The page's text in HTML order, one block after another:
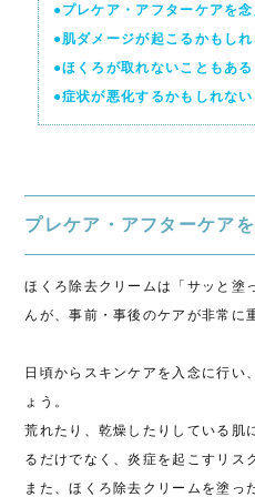
●プレケア・アフターケアを念
●肌ダメージが起こるかもし
●ほくろが取れないこともある
●症状が悪化するかもしれない
プレケア・アフターケア
ほくろ除去クリームは「サッと塗
んが、事前・事後のケアが非常に
日頃からスキンケアを入念に行い
ょう。
荒れたり、乾燥したりしている肌
るだけでなく、炎症を起こすリス
また、ほくろ除去クリームを塗っ